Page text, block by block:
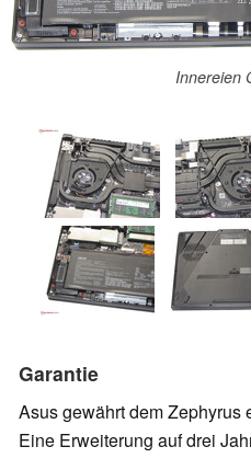
Innereien
Garantie
Asus gewährt dem Zephyrus
Eine Erweiterung auf drei